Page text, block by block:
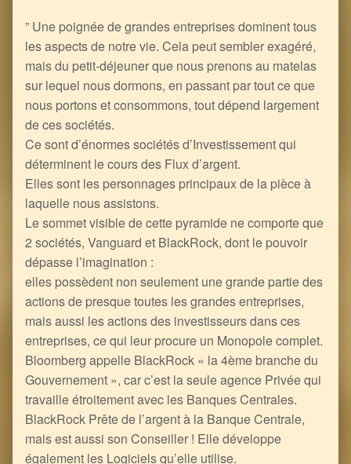
” Une poignée de grandes entreprises dominent tous
les aspects de notre vie. Cela peut sembler exagéré,
mais du petit-déjeuner que nous prenons au matelas
sur lequel nous dormons, en passant par tout ce que
nous portons et consommons, tout dépend largement
de ces sociétés.
Ce sont d’énormes sociétés d’Investissement qui
déterminent le cours des Flux d’argent.
Elles sont les personnages principaux de la pièce à
laquelle nous assistons.
Le sommet visible de cette pyramide ne comporte que
2 sociétés, Vanguard et BlackRock, dont le pouvoir
dépasse l’imagination :
elles possèdent non seulement une grande partie des
actions de presque toutes les grandes entreprises,
mais aussi les actions des investisseurs dans ces
entreprises, ce qui leur procure un Monopole complet.
Bloomberg appelle BlackRock « la 4ème branche du
Gouvernement », car c’est la seule agence Privée qui
travaille étroitement avec les Banques Centrales.
BlackRock Prête de l’argent à la Banque Centrale,
mais est aussi son Conseiller ! Elle développe
également les Logiciels qu’elle utilise.